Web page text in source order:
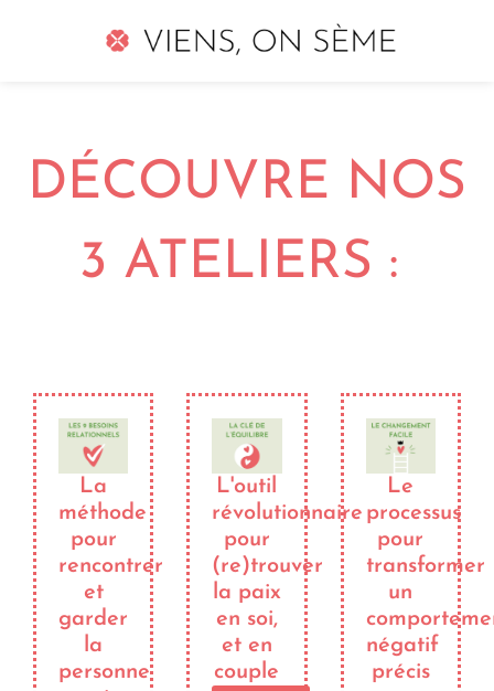
DÉCOUVRE NOS
3 ATELIERS :
La
méthode
pour
rencontrer
et
garder
la
personne
L'outil
révolutionnaire
pour
(re)trouver
la paix
en soi,
et en
couple
Le
processus
pour
transformer
un
négatif
précis